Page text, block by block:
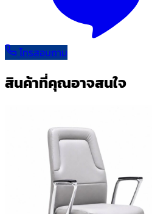
โทรสอบถาม
สินค้าที่คุณอาจสนใจ